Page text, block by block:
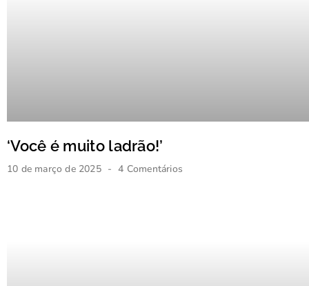
‘Você é muito ladrão!’
10 de março de 2025 4 Comentários